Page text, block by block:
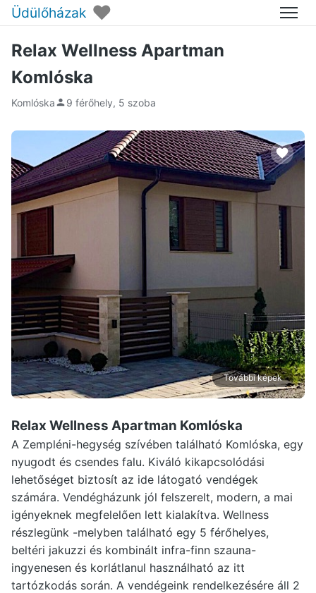
Üdülőházak ♥ Menü
Relax Wellness Apartman
Komlóska
Komlóska 9 férőhely, 5 szoba
További képek
Relax Wellness Apartman Komlóska
A Zempléni-hegység szívében található Komlóska, egy
nyugodt és csendes falu. Kiváló kikapcsolódási
lehetőséget biztosít az ide látogató vendégek
számára. Vendégházunk jól felszerelt, modern, a mai
igényeknek megfelelően lett kialakítva. Wellness
részlegünk -melyben található egy 5 férőhelyes,
beltéri jakuzzi és kombinált infra-finn szauna-
ingyenesen és korlátlanul használható az itt
tartózkodás során. A vendégeink rendelkezésére áll 2